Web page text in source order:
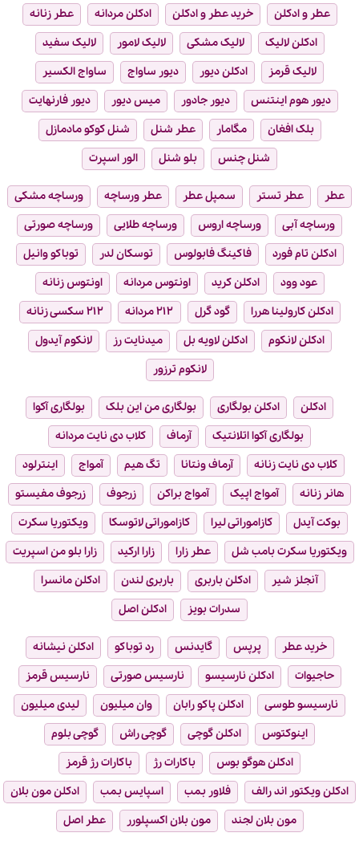
عطر و ادکلن خرید عطر و ادکلن ادکلن مردانه
عطر زنانه
ادکلن لالیک
لالیک مشکی لالیک لامور
لالیک سفید
لالیک قرمز
ادکلن دیور دیور ساواج
ساواج الکسیر
دیور هوم اینتنس
دیور جادور میس دیور
دیور فارنهایت
بلک افغان
مگامار عطر شنل
شنل کوکو مادمازل
شنل چنس
بلو شنل الور اسپرت
عطر عطر تستر سمپل عطر عطر ورساچه
ورساچه مشکی
ورساچه آبی
ورساچه اروس ورساچه طلایی
ورساچه صورتی
ادکلن تام فورد
فاکینگ فابولوس توسکان لدر
توباکو وانیل
عود وود
ادکلن کرید اونتوس مردانه
اونتوس زنانه
ادکلن کارولینا هررا
گود گرل ۲۱۲ مردانه
۲۱۲ سکسی زنانه
ادکلن لانکوم
ادکلن لاویه بل میدنایت رز
لانکوم آیدول
لانکوم ترزور
ادکلن ادکلن بولگاری بولگاری من این بلک
بولگاری آکوا
بولگاری آکوا اتلانتیک
آرماف
کلاب دی نایت مردانه
کلاب دی نایت زنانه
آرماف ونتانا تگ هیم آمواج
اینترلود
هانر زنانه
آمواج اپیک آمواج براکن زرجوف
زرجوف مفیستو
بوکت آیدل
کازاموراتی لیرا کازاموراتی لاتوسکا
ویکتوریا سکرت
ویکتوریا سکرت بامب شل
عطر زارا زارا ارکید
زارا بلو من اسپریت
آنجلز شیر
ادکلن باربری باربری لندن
ادکلن مانسرا
سدرات بویز
ادکلن اصل
خرید عطر پرپس گایدنس رد توباکو
ادکلن نیشانه
حاجیوات
ادکلن نارسیسو نارسیس صورتی
نارسیس قرمز
نارسیسو طوسی
ادکلن پاکو رابان وان میلیون
لیدی میلیون
اینوکتوس
ادکلن گوچی گوچی راش
گوچی بلوم
ادکلن هوگو بوس
باکارات رژ
باکارات رژ قرمز
ادکلن ویکتور اند رالف
فلاور بمب اسپایس بمب
ادکلن مون بلان
مون بلان لجند
مون بلان اکسپلورر عطر اصل